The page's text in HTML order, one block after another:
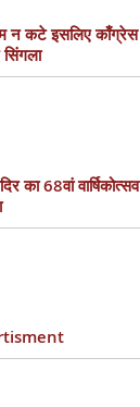
न कटे इसलिए काँग्रेस
का 68वां